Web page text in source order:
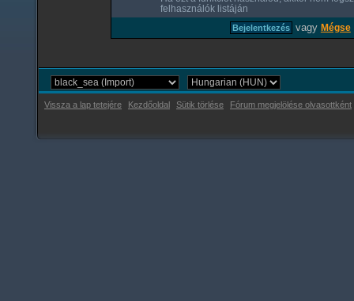
felhasználók listáján
vagy Mégse
Vissza a lap tetejére Kezdőoldal Sütik törlése Fórum megjelölése olvasottként